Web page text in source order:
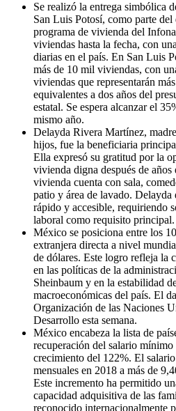
Se realizó la entrega simbólica
San Luis Potosí, como parte
programa de vivienda del
viviendas hasta la fecha, con
diarias en el país. En San Luis
más de 10 mil viviendas, con
viviendas que representarán
equivalentes a dos años del
estatal. Se espera alcanzar el
mismo año.
Delayda Rivera Martínez,
hijos, fue la beneficiaria
Ella expresó su gratitud por la
vivienda digna después de
vivienda cuenta con sala,
patio y área de lavado. Delayda
rápido y accesible, requiriendo
laboral como requisito principal.
México se posiciona entre los
extranjera directa a nivel
de dólares. Este logro refleja la
en las políticas de la
Sheinbaum y en la estabilidad
macroeconómicas del país. El
Organización de las Naciones
Desarrollo esta semana.
México encabeza la lista de
recuperación del salario mínimo
crecimiento del 122%. El
mensuales en 2018 a más de
Este incremento ha permitido
capacidad adquisitiva de las
reconocido internacionalmente